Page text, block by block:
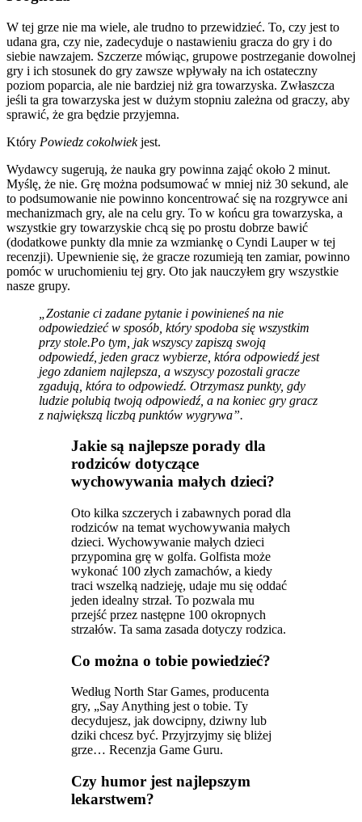
W tej grze nie ma wiele, ale trudno to przewidzieć. To, czy jest to
udana gra, czy nie, zadecyduje o nastawieniu gracza do gry i do
siebie nawzajem. Szczerze mówiąc, grupowe postrzeganie dowolnej
gry i ich stosunek do gry zawsze wpływały na ich ostateczny
poziom poparcia, ale nie bardziej niż gra towarzyska. Zwłaszcza
jeśli ta gra towarzyska jest w dużym stopniu zależna od graczy, aby
sprawić, że gra będzie przyjemna.
Który Powiedz cokolwiekjest.
Wydawcy sugerują, że nauka gry powinna zająć około 2 minut.
Myślę, że nie. Grę można podsumować w mniej niż 30 sekund, ale
to podsumowanie nie powinno koncentrować się na rozgrywce ani
mechanizmach gry, ale na celu gry. To w końcu gra towarzyska, a
wszystkie gry towarzyskie chcą się po prostu dobrze bawić
(dodatkowe punkty dla mnie za wzmiankę o Cyndi Lauper w tej
recenzji). Upewnienie się, że gracze rozumieją ten zamiar, powinno
pomóc w uruchomieniu tej gry. Oto jak nauczyłem gry wszystkie
nasze grupy.
„Zostanie ci zadane pytanie i powinieneś na nie
odpowiedzieć w sposób, który spodoba się wszystkim
przy stole.Po tym, jak wszyscy zapiszą swoją
odpowiedź, jeden gracz wybierze, która odpowiedź jest
jego zdaniem najlepsza, a wszyscy pozostali gracze
zgadują, która to odpowiedź. Otrzymasz punkty, gdy
ludzie polubią twoją odpowiedź, a na koniec gry gracz
z największą liczbą punktów wygrywa”.
Jakie są najlepsze porady dla
rodziców dotyczące
wychowywania małych dzieci?
Oto kilka szczerych i zabawnych porad dla
rodziców na temat wychowywania małych
dzieci. Wychowywanie małych dzieci
przypomina grę w golfa. Golfista może
wykonać 100 złych zamachów, a kiedy
traci wszelką nadzieję, udaje mu się oddać
jeden idealny strzał. To pozwala mu
przejść przez następne 100 okropnych
strzałów. Ta sama zasada dotyczy rodzica.
Co można o tobie powiedzieć?
Według North Star Games, producenta
gry, „Say Anything jest o tobie. Ty
decydujesz, jak dowcipny, dziwny lub
dziki chcesz być. Przyjrzyjmy się bliżej
grze… Recenzja Game Guru.
Czy humor jest najlepszym
lekarstwem?